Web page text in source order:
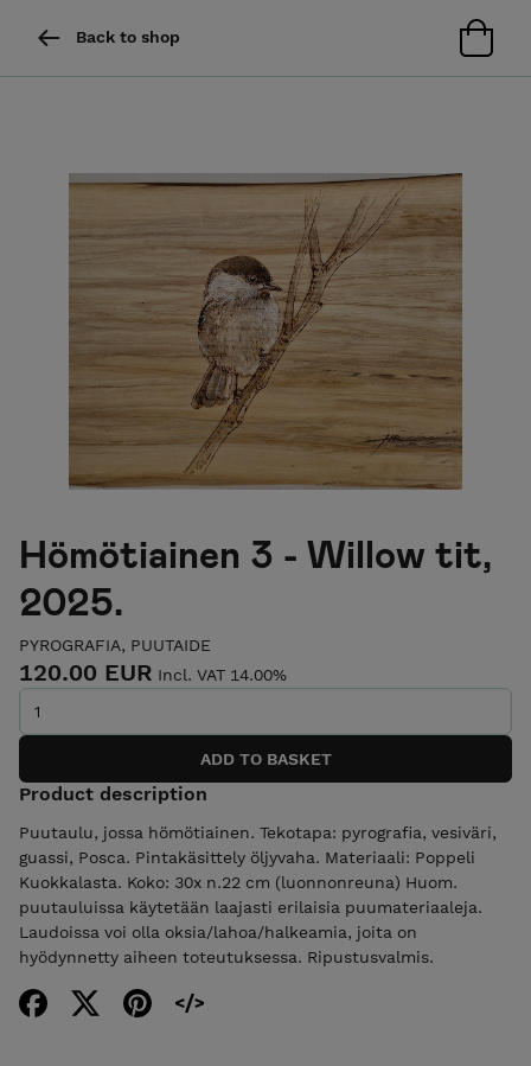
Back to shop
Hömötiainen 3 - Willow tit,
2025.
PYROGRAFIA, PUUTAIDE
120.00 EUR Incl. VAT 14.00%
Product description
Puutaulu, jossa hömötiainen. Tekotapa: pyrografia, vesiväri,
guassi, Posca. Pintakäsittely öljyvaha. Materiaali: Poppeli
Kuokkalasta. Koko: 30x n.22 cm (luonnonreuna) Huom.
puutauluissa käytetään laajasti erilaisia puumateriaaleja.
Laudoissa voi olla oksia/lahoa/halkeamia, joita on
hyödynnetty aiheen toteutuksessa. Ripustusvalmis.